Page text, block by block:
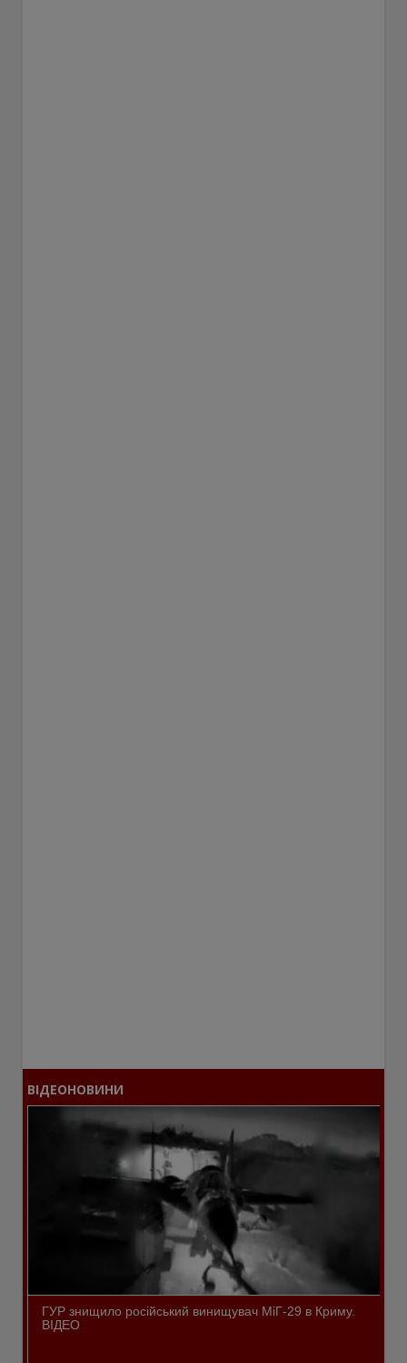
ВІДЕОНОВИНИ
ГУР знищило російський винищувач МіГ-29 в Криму.
ВІДЕО